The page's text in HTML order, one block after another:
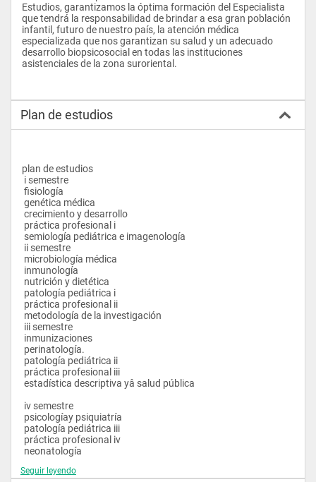
Estudios, garantizamos la óptima formación del Especialista
que tendrá la responsabilidad de brindar a esa gran población
infantil, futuro de nuestro país, la atención médica
especializada que nos garantizan su salud y un adecuado
desarrollo biopsicosocial en todas las instituciones
asistenciales de la zona suroriental.
Plan de estudios
plan de estudios
i semestre
fisiología
genética médica
crecimiento y desarrollo
práctica profesional i
semiología pediátrica e imagenología
ii semestre
microbiología médica
inmunología
nutrición y dietética
patología pediátrica i
práctica profesional ii
metodología de la investigación
iii semestre
inmunizaciones
perinatología.
patología pediátrica ii
práctica profesional iii
estadística descriptiva yâ salud pública
iv semestre
psicologíay psiquiatría
patología pediátrica iii
práctica profesional iv
neonatología
v semestre
Seguir leyendo